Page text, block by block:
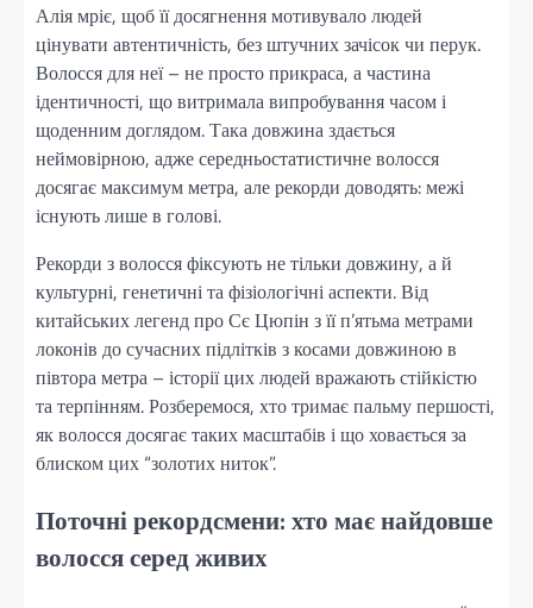
Алія мріє, щоб її досягнення мотивувало людей
цінувати автентичність, без штучних зачісок чи перук.
Волосся для неї – не просто прикраса, а частина
ідентичності, що витримала випробування часом і
щоденним доглядом. Така довжина здається
неймовірною, адже середньостатистичне волосся
досягає максимум метра, але рекорди доводять: межі
існують лише в голові.
Рекорди з волосся фіксують не тільки довжину, а й
культурні, генетичні та фізіологічні аспекти. Від
китайських легенд про Сє Цюпін з її п’ятьма метрами
локонів до сучасних підлітків з косами довжиною в
півтора метра – історії цих людей вражають стійкістю
та терпінням. Розберемося, хто тримає пальму першості,
як волосся досягає таких масштабів і що ховається за
блиском цих “золотих ниток”.
Поточні рекордсмени: хто має найдовше
волосся серед живих